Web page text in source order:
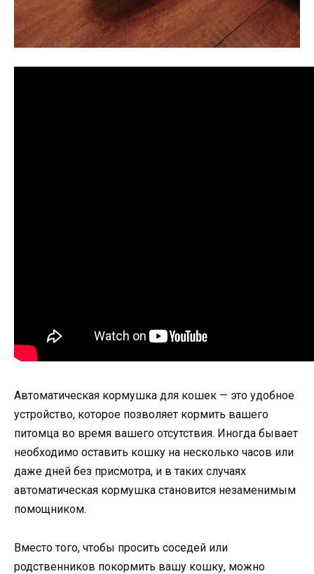
Автоматическая кормушка для кошек — это удобное
устройство, которое позволяет кормить вашего
питомца во время вашего отсутствия. Иногда бывает
необходимо оставить кошку на несколько часов или
даже дней без присмотра, и в таких случаях
автоматическая кормушка становится незаменимым
помощником.
Вместо того, чтобы просить соседей или
родственников покормить вашу кошку, можно